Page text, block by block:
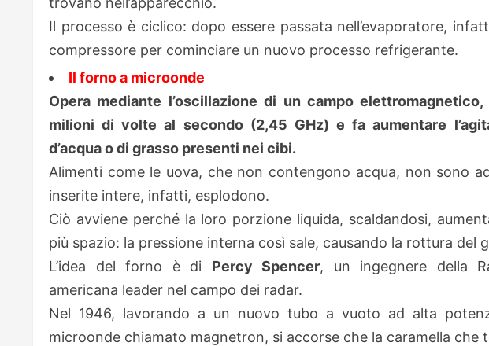
Il processo è ciclico: dopo essere passata nell’evaporatore,
compressore per cominciare un nuovo processo refrigerante.
Il forno a microonde
Opera mediante l’oscillazione di un campo
milioni di volte al secondo (2,45 GHz) e fa aumentare
d’acqua o di grasso presenti nei cibi.
Alimenti come le uova, che non contengono acqua, non sono
inserite intere, infatti, esplodono.
Ciò avviene perché la loro porzione liquida, scaldandosi,
più spazio: la pressione interna così sale, causando la rottura del
L’idea del forno è di Percy Spencer, un ingegnere della
americana leader nel campo dei radar.
Nel 1946, lavorando a un nuovo tubo a vuoto ad alta
microonde chiamato magnetron, si accorse che la caramella che